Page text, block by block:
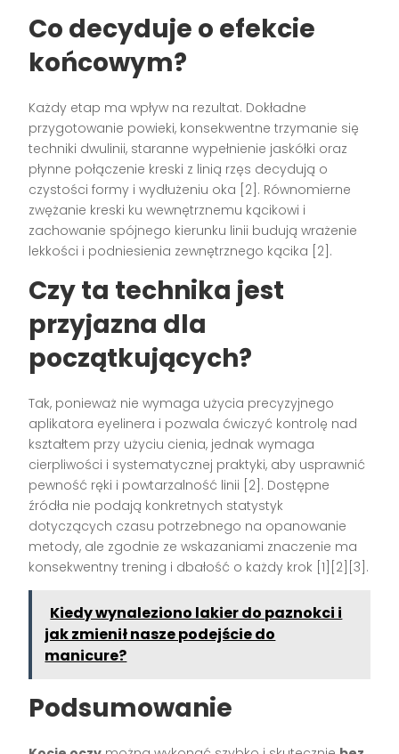
Co decyduje o efekcie
końcowym?
Każdy etap ma wpływ na rezultat. Dokładne
przygotowanie powieki, konsekwentne trzymanie się
techniki dwulinii, staranne wypełnienie jaskółki oraz
płynne połączenie kreski z linią rzęs decydują o
czystości formy i wydłużeniu oka [2]. Równomierne
zwężanie kreski ku wewnętrznemu kącikowi i
zachowanie spójnego kierunku linii budują wrażenie
lekkości i podniesienia zewnętrznego kącika [2].
Czy ta technika jest
przyjazna dla
początkujących?
Tak, ponieważ nie wymaga użycia precyzyjnego
aplikatora eyelinera i pozwala ćwiczyć kontrolę nad
kształtem przy użyciu cienia, jednak wymaga
cierpliwości i systematycznej praktyki, aby usprawnić
pewność ręki i powtarzalność linii [2]. Dostępne
źródła nie podają konkretnych statystyk
dotyczących czasu potrzebnego na opanowanie
metody, ale zgodnie ze wskazaniami znaczenie ma
konsekwentny trening i dbałość o każdy krok [1][2][3].
Kiedy wynaleziono lakier do paznokci i
jak zmienił nasze podejście do
manicure?
Podsumowanie